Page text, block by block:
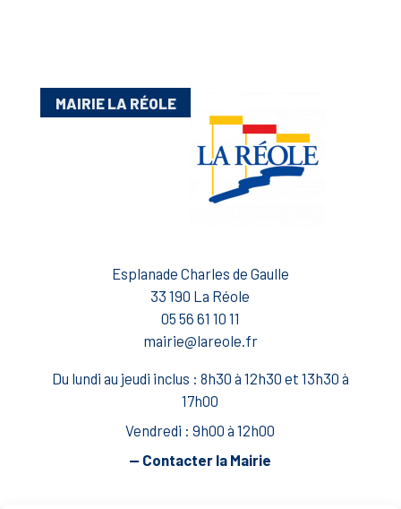
MAIRIE LA RÉOLE
Esplanade Charles de Gaulle
33 190 La Réole
05 56 61 10 11
mairie@lareole.fr
Du lundi au jeudi inclus : 8h30 à 12h30 et 13h30 à
17h00
Vendredi : 9h00 à 12h00
— Contacter la Mairie